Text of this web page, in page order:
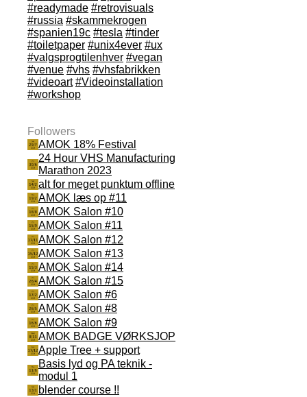
#readymade #retrovisuals
#russia #skammekrogen
#spanien19c #tesla #tinder
#toiletpaper #unix4ever #ux
#valgsprogtilenhver #vegan
#venue #vhs #vhsfabrikken
#videoart #Videoinstallation
#workshop
Followers
AMOK 18% Festival
24 Hour VHS Manufacturing
Marathon 2023
alt for meget punktum offline
AMOK læs op #11
AMOK Salon #10
AMOK Salon #11
AMOK Salon #12
AMOK Salon #13
AMOK Salon #14
AMOK Salon #15
AMOK Salon #6
AMOK Salon #8
AMOK Salon #9
AMOK BADGE VØRKSJOP
Apple Tree + support
Basis lyd og PA teknik -
modul 1
blender course !!